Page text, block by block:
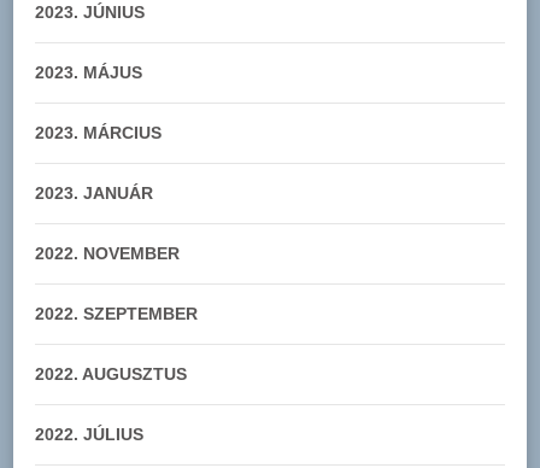
2023. JÚNIUS
2023. MÁJUS
2023. MÁRCIUS
2023. JANUÁR
2022. NOVEMBER
2022. SZEPTEMBER
2022. AUGUSZTUS
2022. JÚLIUS